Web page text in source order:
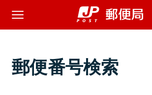
郵便番号検索